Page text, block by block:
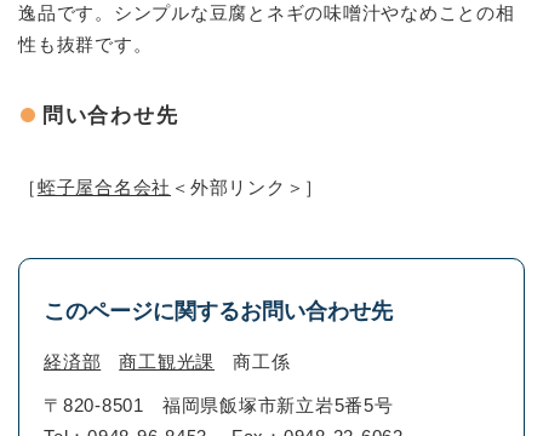
逸品です。シンプルな豆腐とネギの味噌汁やなめことの相
性も抜群です。
問い合わせ先
［蛭子屋合名会社 ＜外部リンク＞ ］
このページに関するお問い合わせ先
経済部 商工観光課 商工係
〒820-8501
福岡県飯塚市新立岩5番5号